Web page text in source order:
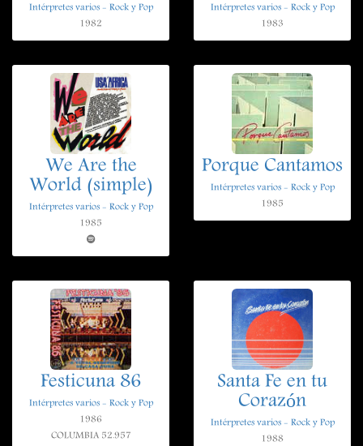
Intérpretes varios - Rock y Pop
1982
Intérpretes varios - Rock y Pop
1983
We Are the
World (simple)
Intérpretes varios - Rock y Pop
1985
Porque Cantamos
Intérpretes varios - Rock y Pop
1985
Festicuna 86
Intérpretes varios - Rock y Pop
1986
COLUMBIA 52.957
Santa Fe en tu
Corazón
Intérpretes varios - Rock y Pop
1988